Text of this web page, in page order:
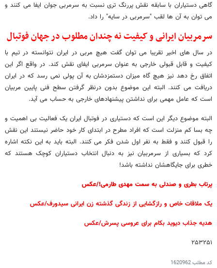
گاهی دستیاران با سابقه نقش پررنگ تری نسبت به سرمربی جوان ایفا می کنند و
می توان به آن ها لقب "سرمربی در سایه" را داد.
سرمربیان ایرانی و کیفیت نه چندان مطلوب در جهان فوتبال
در سال های اخیر تقریبا می توان گفت هیچ مربی در ایران نتوانسته در تیم با
کیفیت و قابل قبولی خارجی به عنوان سرمربی ایفای نقش کند. در واقع اگر این
اتفاق رخ دهد نیز هیچ گاه میزان دستمزدشان به آن پولی نمی رسد که در ایران
دریافت می کنند. البته این موضوع بدون درنظر گرفتن سطح فنی پایین مربیان
است که عامل مهمی برای نداشتن پیشنهادهای خارجی به حساب می آید.
البته موضوع دیگر این است که دستیاری در فوتبال ایران یک فعالیت بی اهمیت و
چه بسا کم منزلت است که افراد مطرح در ابتدای کار خود حاضر نیستند این نقش
را قبول کنند و فقط به نفر اول شدن فکر می کنند. البته باید به این نکته اشاره
کرد که بسیاری از سرمربیان نیز به دنبال انتخاب دستیاران کوچک هستند که
خطری برای جایگاهشان نداشته باشد!
پرتاب بطری و صندلی به سمت مهدی طارمی!/عکس
یک ملاقات خاص و رازگشایی از زندگی گذشته زن ایرانی سیدورف/عکس
هدیه جذاب دیوید بکام برای عروسی پسرش/عکس
۲۵۳۲۵۱
کد مطلب1620962